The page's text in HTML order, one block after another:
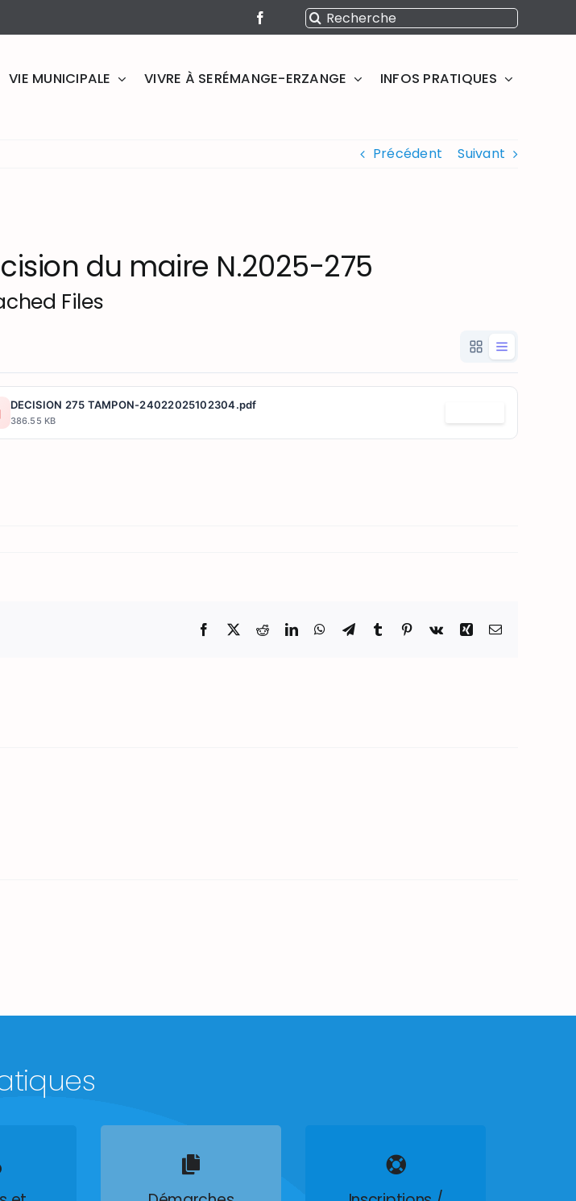
Rechercher:
VIE MUNICIPALE VIVRE À SERÉMANGE-ERZANGE INFOS PRATIQUES
Précédent Suivant
du maire N.2025-275
Files
DECISION 275 TAMPON-24022025102304.pdf
386.55 KB
Facebook
X RedditLinkedInWhatsApp
TelegramTumblr Pinterest
Vk Xing Email